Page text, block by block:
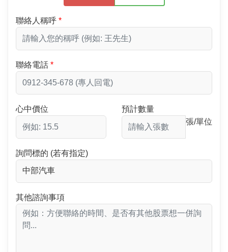
聯絡人稱呼
聯絡電話
心中價位
預計數量
張/單位
詢問標的 (若有指定)
其他諮詢事項